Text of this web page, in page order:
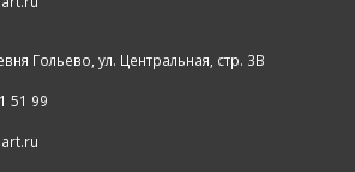
Гольево, ул. Центральная, стр. 3В
51 99